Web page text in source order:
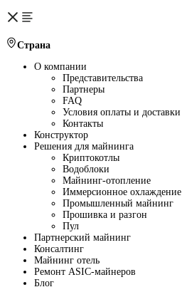
Страна
О компании
Представительства
Партнеры
FAQ
Условия оплаты и доставки
Контакты
Конструктор
Решения для майнинга
Криптокотлы
Водоблоки
Майнинг-отопление
Иммерсионное охлаждение
Промышленный майнинг
Прошивка и разгон
Пул
Партнерский майнинг
Консалтинг
Майнинг отель
Ремонт ASIC-майнеров
Блог